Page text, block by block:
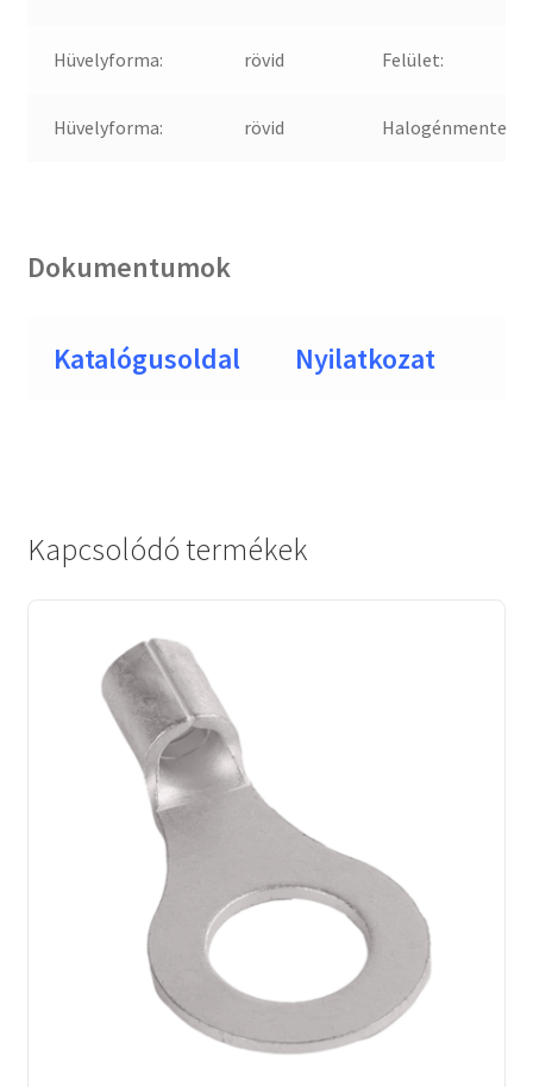
Hüvelyforma: rövid Felület:
Hüvelyforma: rövid Halogénmentes:
Dokumentumok
Katalógusoldal Nyilatkozat
Kapcsolódó termékek